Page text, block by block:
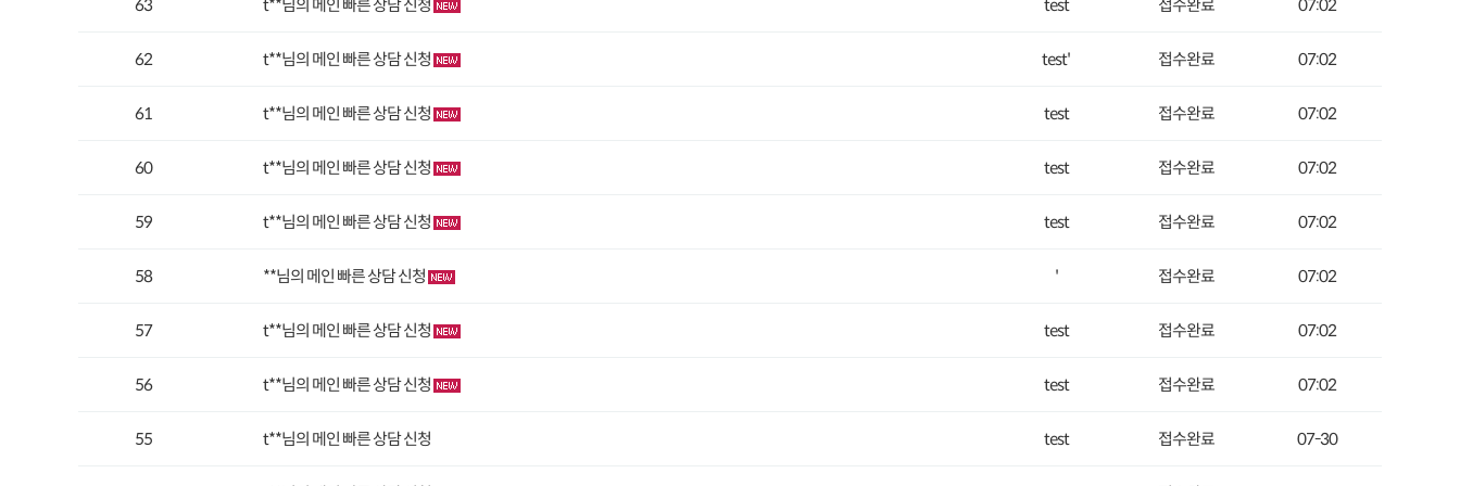
63 t**님의 메인 빠른 상담 신청 test 접수완료 07:02
62 t**님의 메인 빠른 상담 신청 test' 접수완료 07:02
61 t**님의 메인 빠른 상담 신청 test 접수완료 07:02
60 t**님의 메인 빠른 상담 신청 test 접수완료 07:02
59 t**님의 메인 빠른 상담 신청 test 접수완료 07:02
58 **님의 메인 빠른 상담 신청 ' 접수완료 07:02
57 t**님의 메인 빠른 상담 신청 test 접수완료 07:02
56 t**님의 메인 빠른 상담 신청 test 접수완료 07:02
55 t**님의 메인 빠른 상담 신청 test 접수완료 07-30